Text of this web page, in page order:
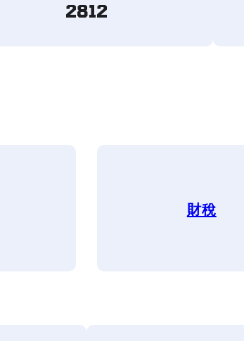
2812
財稅